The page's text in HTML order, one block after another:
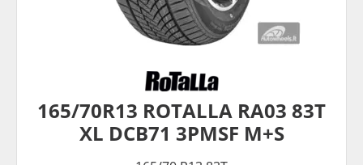
165/70R13 ROTALLA RA03 83T
XL DCB71 3PMSF M+S